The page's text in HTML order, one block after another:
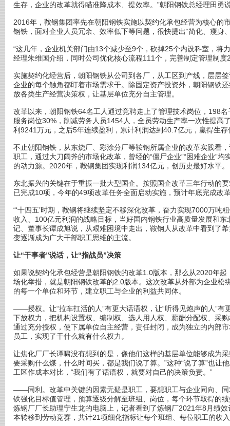
生存，企业的改革就得瞄准降成本、提效率。”朝阳钢铁总经理田勇
2016年，鞍钢集团率先在朝阳钢铁实施以契约化承包经营为核心的
钢铁，面对企业人员冗余、效率低下等问题，很快提出“简化、瘦身
“这几年，企业机关部门由13个减少至9个，砍掉25个内设科室，将
经理朱维国介绍，同时公司优化核心流程111个，完善制定管理制
实施契约化经营后，朝阳钢铁从公司到各厂，从工区到产线，层层
企业的每个触角都盯着市场需求干。除固定资产投资外，朝阳钢铁
放各类生产经营决策权，让基层单位充分自主管理。
改革以来，朝阳钢铁64名工人通过竞聘走上了管理技术岗位，198
服务岗位30%，削减劳务人员1454人，全员劳动生产率一次性提高
利9241万元，之后5年连续盈利，累计利润达到40.7亿元，赢得生
不止朝阳钢铁，从东烧厂、彩涂分厂等鞍钢所属企业的改革实践看
职工，通过大刀阔斧的市场化改革，曾经的“僵尸企业”“困难企业”
的动力源。2020年，鞍钢集团实现利润134亿元，创历史最好水平。
东北振兴的关键在于重振一批大型国企。按照国企改革三年行动的
已完成10项，今年的49项改革任务全面启动实施，预计年底完成改
“‘十四五’时期，鞍钢将继续坚定不移深化改革，奋力实现7000万吨
收入、100亿元利润的战略目标，当好国内钢铁行业高质量发展和
记、董事长谭成旭说，从艰难困境中走出，鞍钢人从改革中看到了
变逐渐成为广大干部职工思维的主流。
让“干事者”说话，让“指战员”决策
如果说契约化承包经营是朝阳钢铁的改革1.0版本，那么从2020年起
场化举措，就是朝阳钢铁改革的2.0版本。这次改革从外部为企业松
的每一个单位和环节，建立职工与企业的利益共同体。
——授权。让“拉车扛活的人”有更大话语权，让“听得见炮声的人”有
下放权力，把机构设置权、编制权、选人用人权、薪酬分配权、采
通过充分授权，使下属单位自主经营，责任封闭，成为独立的内部
员工，实现了干什么就有什么权力。
让焦化厂厂长谭啸没有想到的是，像他们这样的基层单位能够成为
要采购什么煤，什么时间买，都是我们说了算。”这种“说了算”也让
工区作成本对比，“我们有了话语权，就要对自己的决策负责。”
——同利。改革中关键的因素无疑是职工，要想职工与企业同向、
铁强化目标值管理，预算逐级分解至班组、岗位，每个环节取得的
炼钢厂厂长助理宁生龙的电脑上，记者看到了炼钢厂2021年8月绩
本转移到劳动竞赛，共计21项细化指标让每个班组、每位职工的收